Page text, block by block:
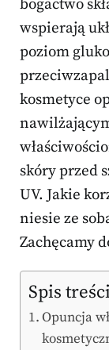
bogactwo
wspierają
poziom
kosmetyce
skóry przed
UV. Jakie
niesie ze
Zachęcamy
Spis treści
Opuncja